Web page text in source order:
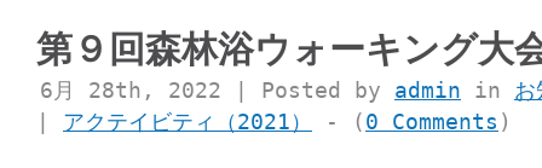
第９回森林浴ウォーキング大
6月 28th, 2022 | Posted by admin in お
アクテイビティ（2021） - (0 Comments )